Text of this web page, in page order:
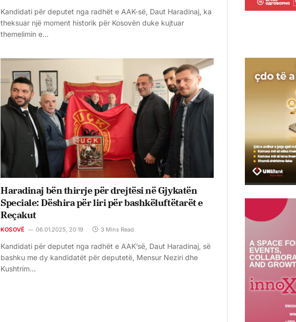
Kandidati për deputet nga radhët e AAK-së, Daut Haradinaj, ka
theksuar një moment historik për Kosovën duke kujtuar
themelimin e…
Haradinaj bën thirrje për drejtësi në Gjykatën
Speciale: Dëshira për liri për bashkëluftëtarët e
Reçakut
KOSOVË 06.01.2025, 20:19 3 Mins Read
Kandidati për deputet nga radhët e AAK’së, Daut Haradinaj, së
bashku me dy kandidatët për deputetë, Mensur Neziri dhe
Kushtrim…